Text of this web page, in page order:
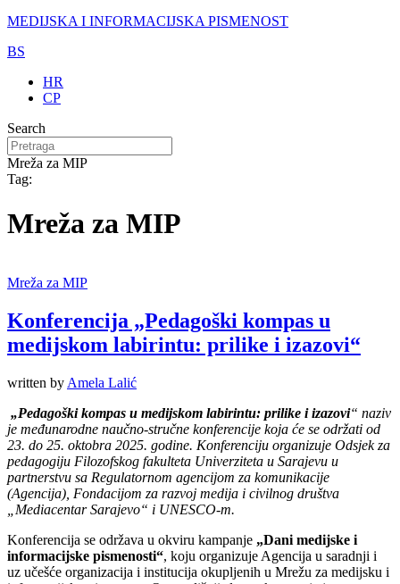
MEDIJSKA I INFORMACIJSKA PISMENOST
BS
HR
CP
Search
Mreža za MIP
Tag:
Mreža za MIP
Mreža za MIP
Konferencija „Pedagoški kompas u
medijskom labirintu: prilike i izazovi“
written by Amela Lalić
„Pedagoški kompas u medijskom labirintu: prilike i izazovi“ naziv
je međunarodne naučno-stručne konferencije koja će se održati od
23. do 25. oktobra 2025. godine. Konferenciju organizuje Odsjek za
pedagogiju Filozofskog fakulteta Univerziteta u Sarajevu u
partnerstvu sa Regulatornom agencijom za komunikacije
(Agencija), Fondacijom za razvoj medija i civilnog društva
„Mediacentar Sarajevo“ i UNESCO-m.
Konferencija se održava u okviru kampanje „Dani medijske i
informacijske pismenosti“, koju organizuje Agencija u saradnji i
uz učešće organizacija i institucija okupljenih u Mrežu za medijsku i